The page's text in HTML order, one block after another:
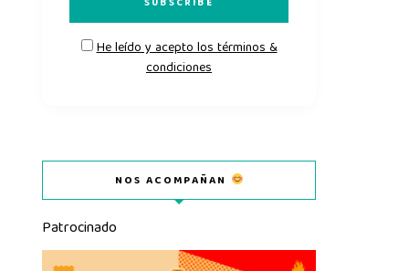
He leído y acepto los términos &
condiciones
NOS ACOMPAÑAN
Patrocinado